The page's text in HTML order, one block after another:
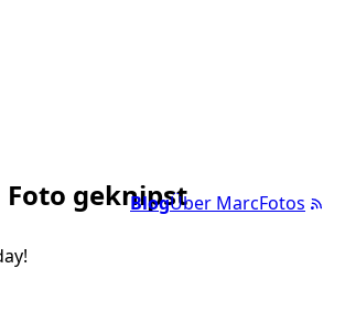
BlogÜber MarcFotos
geknipst